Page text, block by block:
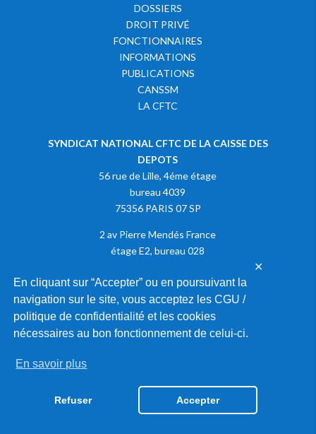
En cliquant sur “Accepter” ou en poursuivant la
navigation sur le site, vous acceptez les CGU /
politique de confidentialité et les cookies
nécessaires au bon fonctionnement de celui-ci.
En savoir plus
Refuser Accepter
✕
DOSSIERS
DROIT PRIVÉ
FONCTIONNAIRES
INFORMATIONS
PUBLICATIONS
CANSSM
LA CFTC
SYNDICAT NATIONAL CFTC DE LA CAISSE DES
DEPOTS
56 rue de Lille, 4éme étage
bureau 4039
75356 PARIS 07 SP
2 av Pierre Mendés France
étage E2, bureau 028
Adhérer à la CFTC
MENTIONS LÉGALES
GESTION DES COOKIES